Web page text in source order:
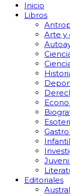
Inicio
Libros
Arte y
Editoriales
Austral